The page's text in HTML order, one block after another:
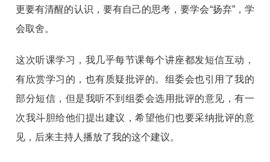
更要有清醒的认识，要有自己的思考，要学会“扬弃”，学
会取舍。
这次听课学习，我几乎每节课每个讲座都发短信互动，
有欣赏学习的，也有质疑批评的。组委会也引用了我的
部分短信，但是我听不到组委会选用批评的意见，有一
次我斗胆给他们提出建议，希望他们也要采纳批评的意
见，后来主持人播放了我的这个建议。